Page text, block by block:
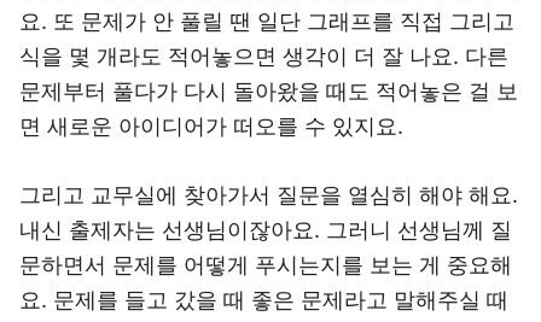
요. 또 문제가 안 풀릴 땐 일단 그래프를 직접 그리고
식을 몇 개라도 적어놓으면 생각이 더 잘 나요. 다른
문제부터 풀다가 다시 돌아왔을 때도 적어놓은 걸 보
면 새로운 아이디어가 떠오를 수 있지요.
그리고 교무실에 찾아가서 질문을 열심히 해야 해요.
내신 출제자는 선생님이잖아요. 그러니 선생님께 질
문하면서 문제를 어떻게 푸시는지를 보는 게 중요해
요. 문제를 들고 갔을 때 좋은 문제라고 말해주실 때